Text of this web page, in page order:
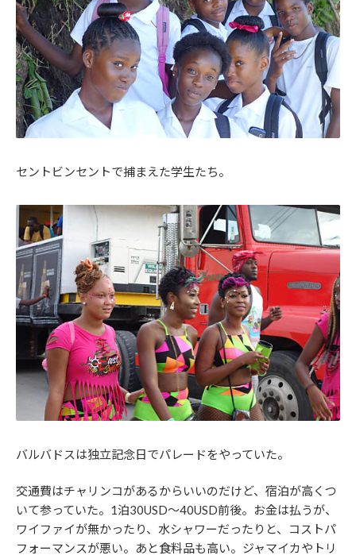
セントビンセントで捕まえた学生たち。
バルバドスは独立記念日でパレードをやっていた。
交通費はチャリンコがあるからいいのだけど、宿泊が高くつ
いて参っていた。1泊30USD～40USD前後。お金は払うが、
ワイファイが無かったり、水シャワーだったりと、コストパ
フォーマンスが悪い。あと食料品も高い。ジャマイカやトリ